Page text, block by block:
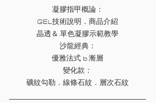
凝膠指甲概論：
GEL技術說明．商品介紹
晶透＆.單色凝膠示範教學
沙龍經典：
優雅法式 b.漸層
變化款：
礦紋勾勒．線條石紋．層次石紋